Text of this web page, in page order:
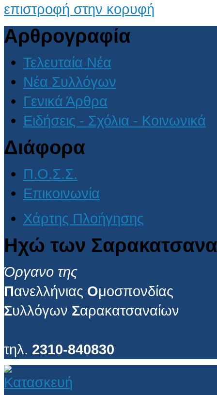
επιστροφή στην κορυφή
Αρθρογραφία
Τελευταία Νέα
Νέα Συλλόγων
Γενικά Άρθρα
Ειδήσεις - Σχόλια - Κοινωνικά
Διάφορα
Π.Ο.Σ.Σ.
Επικοινωνία
Χάρτης Πλοήγησης
Ηχώ των
Όργανο της
Πανελλήνιας Ομοσπονδίας
Συλλόγων Σαρακατσαναίων
τηλ. 2310-840830